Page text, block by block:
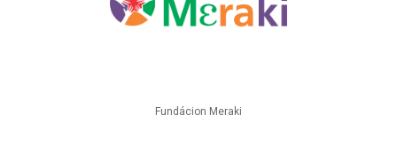
Fundácion Meraki